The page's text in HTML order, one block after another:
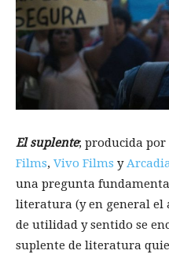
El suplente; producida por
Films, Vivo Films y
una pregunta
literatura (y en general el
de utilidad y sentido se
suplente de literatura